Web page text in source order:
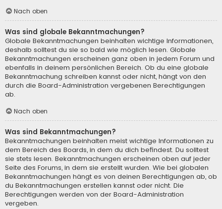
Nach oben
Was sind globale Bekanntmachungen?
Globale Bekanntmachungen beinhalten wichtige Informationen,
deshalb solltest du sie so bald wie möglich lesen. Globale
Bekanntmachungen erscheinen ganz oben in jedem Forum und
ebenfalls in deinem persönlichen Bereich. Ob du eine globale
Bekanntmachung schreiben kannst oder nicht, hängt von den
durch die Board-Administration vergebenen Berechtigungen
ab.
Nach oben
Was sind Bekanntmachungen?
Bekanntmachungen beinhalten meist wichtige Informationen zu
dem Bereich des Boards, in dem du dich befindest. Du solltest
sie stets lesen. Bekanntmachungen erscheinen oben auf jeder
Seite des Forums, in dem sie erstellt wurden. Wie bei globalen
Bekanntmachungen hängt es von deinen Berechtigungen ab, ob
du Bekanntmachungen erstellen kannst oder nicht. Die
Berechtigungen werden von der Board-Administration
vergeben.